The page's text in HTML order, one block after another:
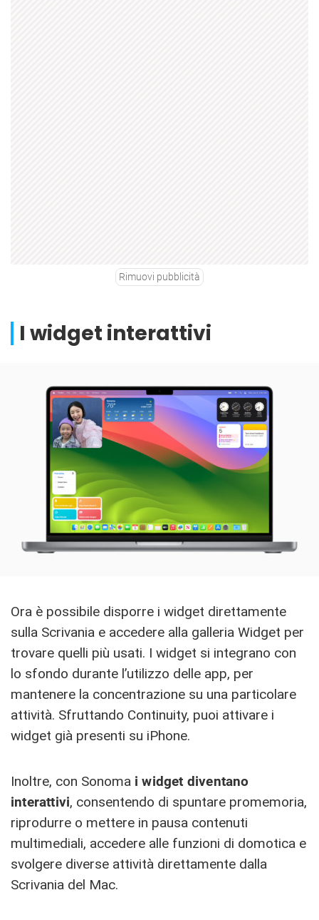
Rimuovi pubblicità
I widget interattivi
Ora è possibile disporre i widget direttamente
sulla Scrivania e accedere alla galleria Widget per
trovare quelli più usati. I widget si integrano con
lo sfondo durante l’utilizzo delle app, per
mantenere la concentrazione su una particolare
attività. Sfruttando Continuity, puoi attivare i
widget già presenti su iPhone.
Inoltre, con Sonoma i widget diventano
interattivi, consentendo di spuntare promemoria,
riprodurre o mettere in pausa contenuti
multimediali, accedere alle funzioni di domotica e
svolgere diverse attività direttamente dalla
Scrivania del Mac.